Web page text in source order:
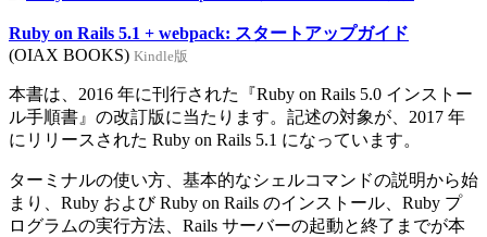
Ruby on Rails 5.1 + webpack: スタートアップガイド
(OIAX BOOKS) Kindle版
本書は、2016 年に刊行された『Ruby on Rails 5.0 インストー
ル手順書』の改訂版に当たります。記述の対象が、2017 年
にリリースされた Ruby on Rails 5.1 になっています。
ターミナルの使い方、基本的なシェルコマンドの説明から始
まり、Ruby および Ruby on Rails のインストール、Ruby プ
ログラムの実行方法、Rails サーバーの起動と終了までが本